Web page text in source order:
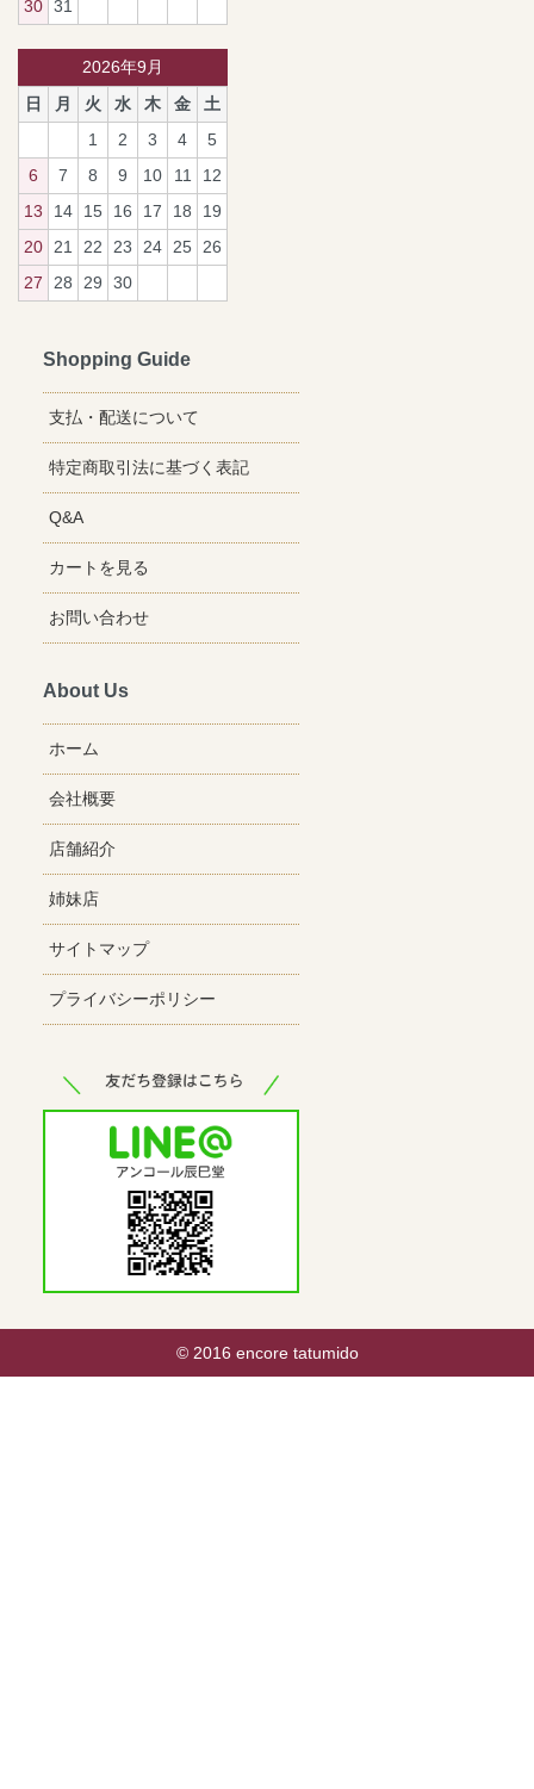
30 31
2026年9月
日
月 火 水 木 金
土
1
2 3 4
5
6
7 8 9 10 11
12
13
14 15 16 17 18
19
20
21 22 23 24 25
26
27
28 29 30
Shopping Guide
支払・配送について
特定商取引法に基づく表記
Q&A
カートを見る
お問い合わせ
About Us
ホーム
会社概要
店舗紹介
姉妹店
サイトマップ
プライバシーポリシー
© 2016 encore tatumido